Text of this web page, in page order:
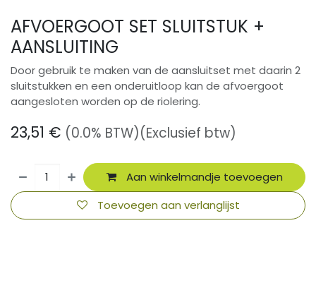
AFVOERGOOT SET SLUITSTUK +
AANSLUITING
Door gebruik te maken van de aansluitset met daarin 2
sluitstukken en een onderuitloop kan de afvoergoot
aangesloten worden op de riolering.
23,51 € (0.0% BTW)(Exclusief btw)
Aan winkelmandje toevoegen
Toevoegen aan verlanglijst